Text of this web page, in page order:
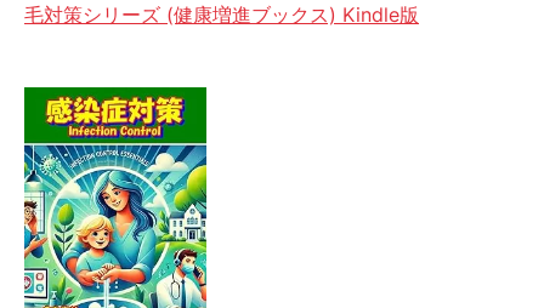
毛対策シリーズ (健康増進ブックス) Kindle版